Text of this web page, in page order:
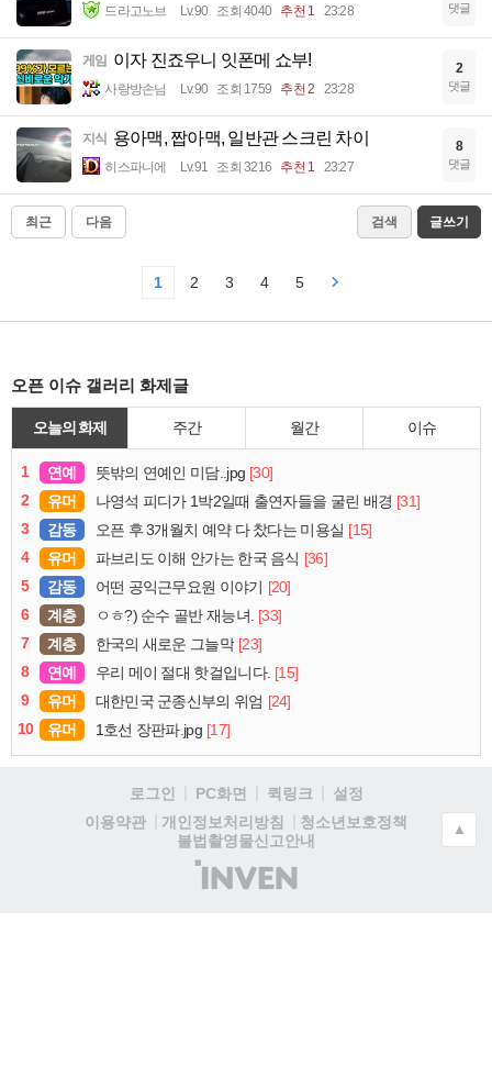
드라고노브 Lv.90 조회 4040 추천 1 23:28 댓글
게임 이자 진죠우니 잇폰메 쇼부!
사랑방손님 Lv.90 조회 1759 추천 2 23:28
2
댓글
지식 용아맥, 짭아맥, 일반관 스크린 차이
히스파니에 Lv.91 조회 3216 추천 1 23:27
8
댓글
최근 다음 검색 글쓰기
1 2 3 4 5
오픈 이슈 갤러리 화제글
오늘의 화제 주간 월간 이슈
1 연예 뜻밖의 연예인 미담..jpg [30]
2
유머 나영석 피디가 1박2일때 출연자들을 굴린 배경 [31]
3
감동 오픈 후 3개월치 예약 다 찼다는 미용실 [15]
4
유머 파브리도 이해 안가는 한국 음식 [36]
5
감동 어떤 공익근무요원 이야기
[20]
6
계층 ㅇㅎ?) 순수 골반 재능녀. [33]
7
계층 한국의 새로운 그늘막 [23]
8
연예 우리 메이 절대 핫걸입니다. [15]
9
유머 대한민국 군종신부의 위엄 [24]
10
유머 1호선 장판파.jpg [17]
로그인 PC화면 퀵링크
설정
이용약관
개인정보처리방침
청소년보호정책
불법촬영물신고안내
(주)
인
▲